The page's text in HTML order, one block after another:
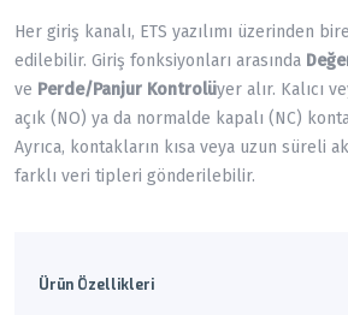
Her giriş kanalı, ETS yazılımı üzerinden
edilebilir. Giriş fonksiyonları arasında
ve Perde/Panjur Kontrolüyer alır. Kalıcı
açık (NO) ya da normalde kapalı (NC)
Ayrıca, kontakların kısa veya uzun süreli
farklı veri tipleri gönderilebilir.
Ürün Özellikleri